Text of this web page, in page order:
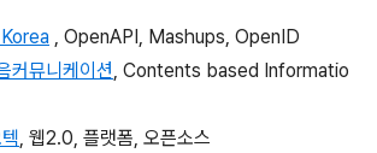
, OpenAPI, Mashups, OpenID
커뮤니케이션, Contents based Informatio
, 웹2.0, 플랫폼, 오픈소스